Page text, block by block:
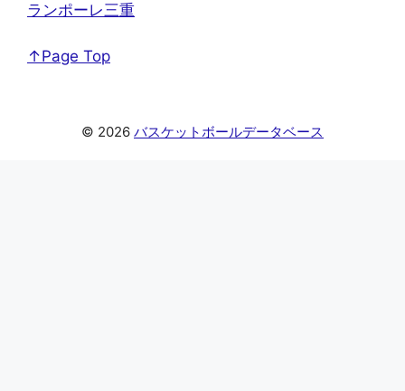
ランポーレ三重
↑Page Top
© 2026 バスケットボールデータベース